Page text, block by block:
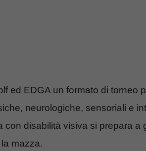
ed EDGA un formato di torneo
neurologiche, sensoriali e
disabilità visiva si prepara a
mazza.